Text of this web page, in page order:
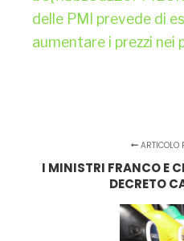
delle PMI prevede di
aumentare i prezzi nei
ARTICOLO
I MINISTRI FRANCO E
DECRETO